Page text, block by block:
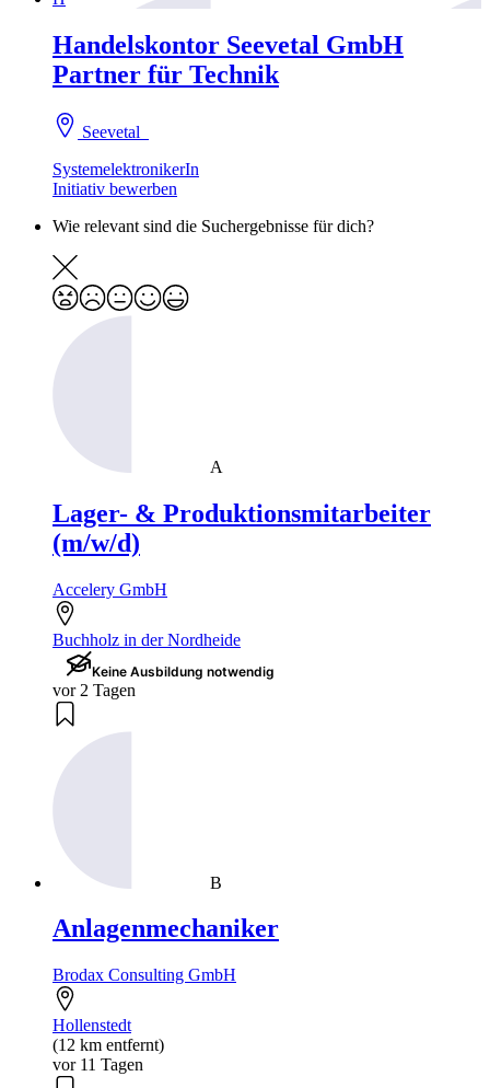
Handelskontor Seevetal GmbH
Partner für Technik
Seevetal
SystemelektronikerIn
Initiativ bewerben
Wie relevant sind die Suchergebnisse für dich?
A
Lager- & Produktionsmitarbeiter
(m/w/d)
Accelery GmbH
Buchholz in der Nordheide
Keine Ausbildung notwendig
vor 2 Tagen
B
Anlagenmechaniker
Brodax Consulting GmbH
Hollenstedt
(12 km entfernt)
vor 11 Tagen